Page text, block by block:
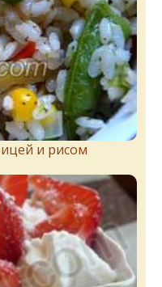
и рисом